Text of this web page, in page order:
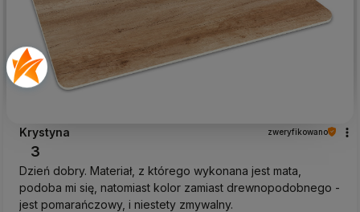
Krystyna zweryfikowano
3
Dzień dobry. Materiał, z którego wykonana jest mata,
podoba mi się, natomiast kolor zamiast drewnopodobnego -
jest pomarańczowy, i niestety zmywalny.